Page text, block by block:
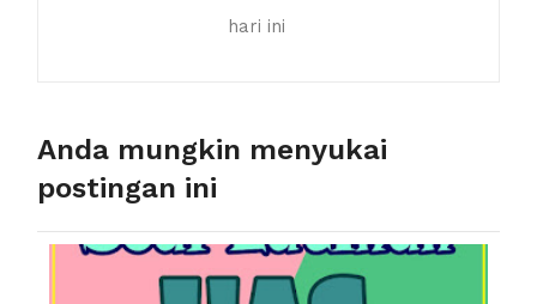
hari ini
Anda mungkin menyukai
postingan ini